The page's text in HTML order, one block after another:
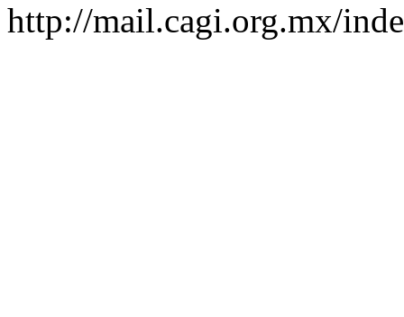
http://mail.cagi.org.mx/